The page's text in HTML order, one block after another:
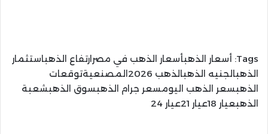
Tags: أسعار الذهبأسعار الذهب في مصرارتفاع الذهباستثمار
الذهبالجنيه الذهبالذهب 2026المصنعيةتوقعات
الذهبسعر الذهب اليومسعر جرام الذهبسوق الذهبشعبة
الذهبعيار 18عيار 21عيار 24